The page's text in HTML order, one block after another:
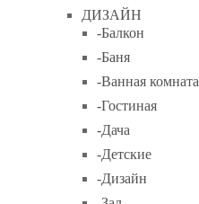
ДИЗАЙН
-Балкон
-Баня
-Ванная комната
-Гостиная
-Дача
-Детские
-Дизайн